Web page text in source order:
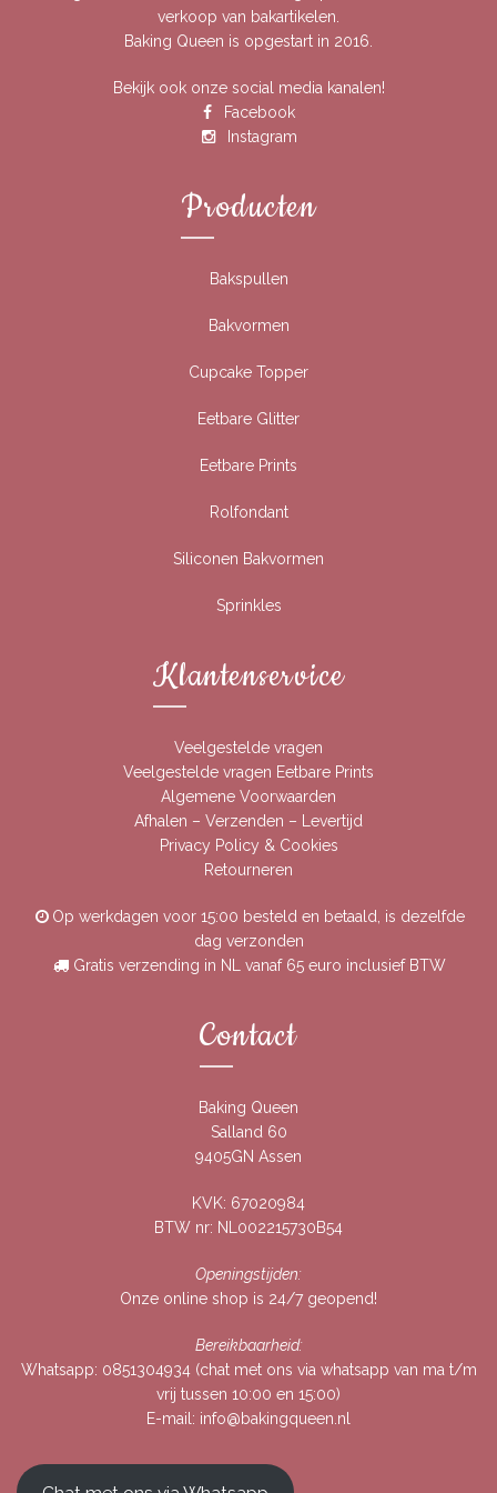
verkoop van bakartikelen.
Baking Queen is opgestart in 2016.
Bekijk ook onze social media kanalen!
Facebook
Instagram
Producten
Bakspullen
Bakvormen
Cupcake Topper
Eetbare Glitter
Eetbare Prints
Rolfondant
Siliconen Bakvormen
Sprinkles
Klantenservice
Veelgestelde vragen
Veelgestelde vragen Eetbare Prints
Algemene Voorwaarden
Afhalen – Verzenden – Levertijd
Privacy Policy & Cookies
Retourneren
Op werkdagen voor 15:00 besteld en betaald, is dezelfde
dag verzonden
Gratis verzending in NL vanaf 65 euro inclusief BTW
Contact
Baking Queen
Salland 60
9405GN Assen
KVK: 67020984
BTW nr: NL002215730B54
Openingstijden:
Onze online shop is 24/7 geopend!
Bereikbaarheid:
Whatsapp: 0851304934(chat met ons via whatsapp van ma t/m
vrij tussen 10:00 en 15:00)
E-mail: info@bakingqueen.nl